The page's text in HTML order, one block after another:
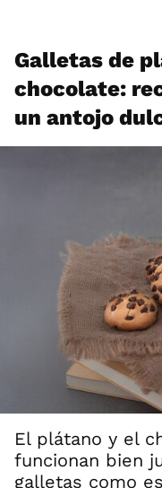
Galletas de
chocolate:
un antojo
El plátano y el
funcionan bien
galletas como